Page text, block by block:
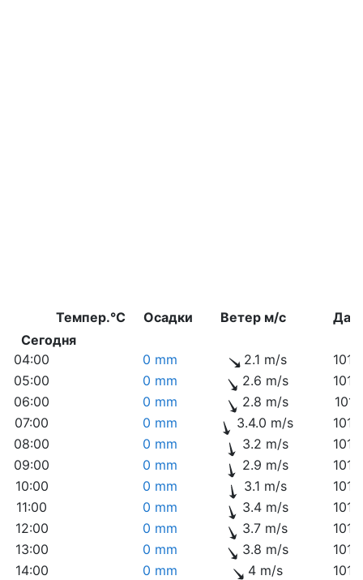
Темпер.°C Осадки Ветер м/с
Сегодня
04:00
0 mm 2.1 m/s
05:00
0 mm 2.6 m/s
06:00
0 mm 2.8 m/s
07:00
0 mm 3.4.0 m/s
08:00
0 mm 3.2 m/s
09:00
0 mm 2.9 m/s
10:00
0 mm 3.1 m/s
11:00
0 mm 3.4 m/s
12:00
0 mm 3.7 m/s
13:00
0 mm 3.8 m/s
14:00
0 mm 4 m/s